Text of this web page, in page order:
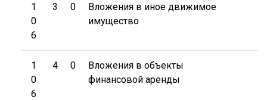
1
0
6
3 0
Вложения в иное движимое
имущество
1
0
6
4 0
Вложения в объекты
финансовой аренды